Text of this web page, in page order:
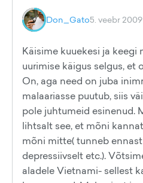
Don_Gato5. veebr
Käisime kuuekesi ja keegi
uurimise käigus selgus, et
On, aga need on juba
malaariasse puutub, siis
pole juhtumeid esinenud.
lihtsalt see, et mõni
mõni mitte( tunneb
depressiivselt etc.).
aladele Vietnami- sellest